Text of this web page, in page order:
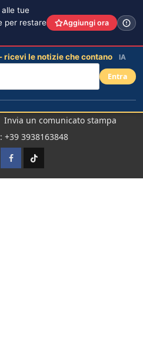
Invia un comunicato stampa
+39 3938163848
Facebook
TikTok
alle tue
per restare
Aggiungi ora
ricevi le notizie che contano IA
Entra